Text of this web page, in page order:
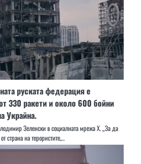
руската федерация е
330 ракети и около 600 бойни
Украйна.
Зеленски в социалната мрежа Х. „За да
страна на терористите,…